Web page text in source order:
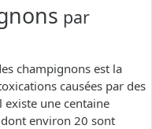
par
champignons est la
causées par des
existe une centaine
dont environ 20 sont